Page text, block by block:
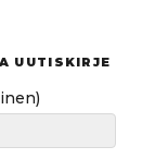
UUTISKIRJE